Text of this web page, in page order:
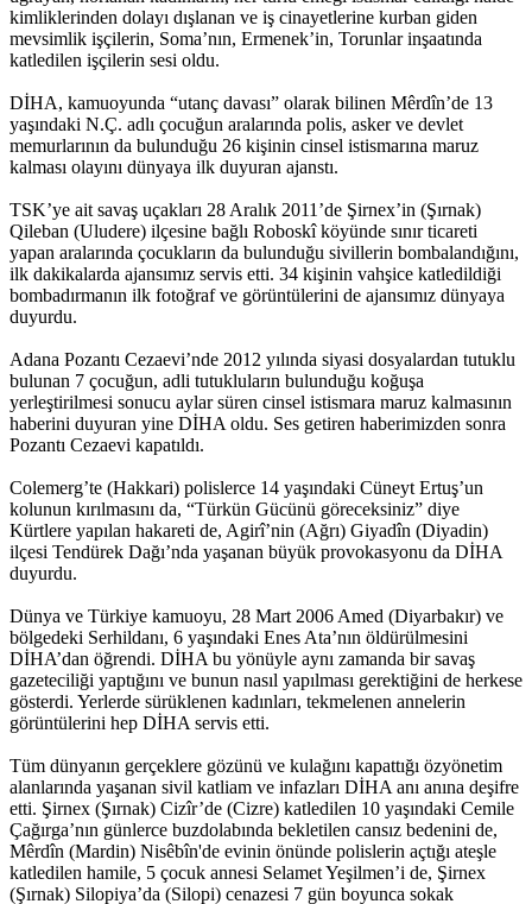
kimliklerinden dolayı dışlanan ve iş cinayetlerine kurban giden
mevsimlik işçilerin, Soma’nın, Ermenek’in, Torunlar inşaatında
katledilen işçilerin sesi oldu.
DİHA, kamuoyunda “utanç davası” olarak bilinen Mêrdîn’de 13
yaşındaki N.Ç. adlı çocuğun aralarında polis, asker ve devlet
memurlarının da bulunduğu 26 kişinin cinsel istismarına maruz
kalması olayını dünyaya ilk duyuran ajanstı.
TSK’ye ait savaş uçakları 28 Aralık 2011’de Şirnex’in (Şırnak)
Qileban (Uludere) ilçesine bağlı Roboskî köyünde sınır ticareti
yapan aralarında çocukların da bulunduğu sivillerin bombalandığını,
ilk dakikalarda ajansımız servis etti. 34 kişinin vahşice katledildiği
bombadırmanın ilk fotoğraf ve görüntülerini de ajansımız dünyaya
duyurdu.
Adana Pozantı Cezaevi’nde 2012 yılında siyasi dosyalardan tutuklu
bulunan 7 çocuğun, adli tutukluların bulunduğu koğuşa
yerleştirilmesi sonucu aylar süren cinsel istismara maruz kalmasının
haberini duyuran yine DİHA oldu. Ses getiren haberimizden sonra
Pozantı Cezaevi kapatıldı.
Colemerg’te (Hakkari) polislerce 14 yaşındaki Cüneyt Ertuş’un
kolunun kırılmasını da, “Türkün Gücünü göreceksiniz” diye
Kürtlere yapılan hakareti de, Agirî’nin (Ağrı) Giyadîn (Diyadin)
ilçesi Tendürek Dağı’nda yaşanan büyük provokasyonu da DİHA
duyurdu.
Dünya ve Türkiye kamuoyu, 28 Mart 2006 Amed (Diyarbakır) ve
bölgedeki Serhildanı, 6 yaşındaki Enes Ata’nın öldürülmesini
DİHA’dan öğrendi. DİHA bu yönüyle aynı zamanda bir savaş
gazeteciliği yaptığını ve bunun nasıl yapılması gerektiğini de herkese
gösterdi. Yerlerde sürüklenen kadınları, tekmelenen annelerin
görüntülerini hep DİHA servis etti.
Tüm dünyanın gerçeklere gözünü ve kulağını kapattığı özyönetim
alanlarında yaşanan sivil katliam ve infazları DİHA anı anına deşifre
etti. Şirnex (Şırnak) Cizîr’de (Cizre) katledilen 10 yaşındaki Cemile
Çağırga’nın günlerce buzdolabında bekletilen cansız bedenini de,
Mêrdîn (Mardin) Nisêbîn'de evinin önünde polislerin açtığı ateşle
katledilen hamile, 5 çocuk annesi Selamet Yeşilmen’i de, Şirnex
(Şırnak) Silopiya’da (Silopi) cenazesi 7 gün boyunca sokak